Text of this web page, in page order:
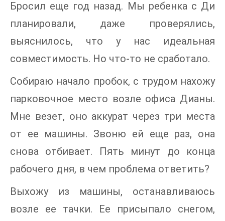
Бросил еще год назад. Мы ребенка с Ди
планировали, даже проверялись,
выяснилось, что у нас идеальная
совместимость. Но что-то не сработало.
Собираю начало пробок, с трудом нахожу
парковочное место возле офиса Дианы.
Мне везет, оно аккурат через три места
от ее машины. Звоню ей еще раз, она
снова отбивает. Пять минут до конца
рабочего дня, в чем проблема ответить?
Выхожу из машины, останавливаюсь
возле ее тачки. Ее присыпало снегом,